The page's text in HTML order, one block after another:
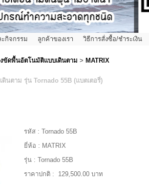
กิจกรรม ลูกค้าของเรา วิธีการสั่งซื้อ/ชำระเงิน
งขัดพื้นอัตโนมัติแบบเดินตาม >MATRIX
นตาม รุ่น Tornado 55B (แบตเตอรี่)
รหัส : Tornado 55B
ยี่ห้อ : MATRIX
รุ่น : Tornado 55B
ราคาปกติ :
129,500.00 บาท